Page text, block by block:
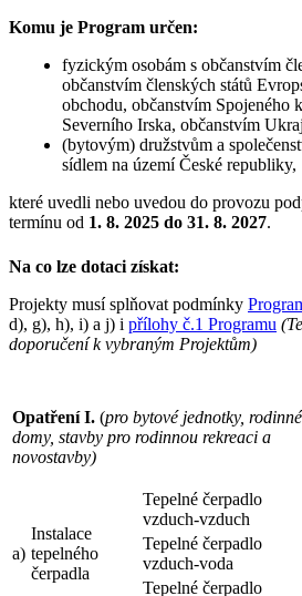
Komu je Program určen:
fyzickým osobám s občanstvím
občanstvím členských států
obchodu, občanstvím Spojeného
Severního Irska, občanstvím
(bytovým) družstvům a
sídlem na území České republiky,
které uvedli nebo uvedou do provozu
termínu od 1. 8. 2025 do 31. 8. 2027.
Na co lze dotaci získat:
Projekty musí splňovat podmínky
d), g), h), i) a j) i přílohy č.1 Programu
doporučení k vybraným Projektům)
Opatření I. (pro bytové jednotky, rodinné
domy, stavby pro rodinnou rekreaci a
novostavby)
a)
Instalace
tepelného
čerpadla
Tepelné čerpadlo
vzduch-vzduch
Tepelné čerpadlo
vzduch-voda
Tepelné čerpadlo